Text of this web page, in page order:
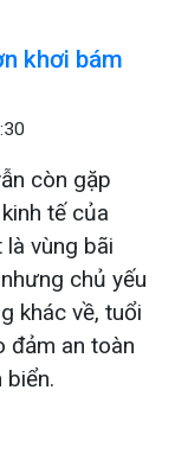
khơi bám
còn gặp
tế của
vùng bãi
chủ yếu
khác về, tuổi
đảm an toàn